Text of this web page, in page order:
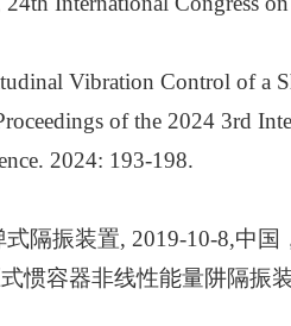
Vibration Control of a
of the 2024 3rd
2024: 193-198.
隔振装置, 2019-10-8,中国
惯容器非线性能量阱隔振